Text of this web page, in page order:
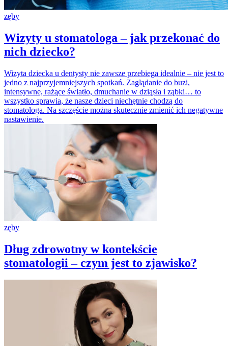
zęby
Wizyty u stomatologa – jak przekonać do
nich dziecko?
Wizyta dziecka u dentysty nie zawsze przebiega idealnie – nie jest to
jedno z najprzyjemniejszych spotkań. Zaglądanie do buzi,
intensywne, rażące światło, dmuchanie w dziąsła i ząbki… to
wszystko sprawia, że nasze dzieci niechętnie chodzą do
stomatologa. Na szczęście można skutecznie zmienić ich negatywne
nastawienie.
zęby
Dług zdrowotny w kontekście
stomatologii – czym jest to zjawisko?